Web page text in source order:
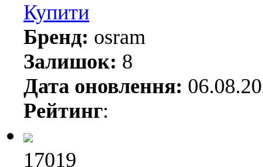
Купити
Бренд: osram
Залишок: 8
Дата оновлення:
Рейтинг:
17019